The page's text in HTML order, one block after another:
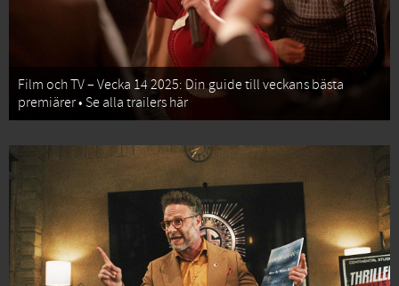
Film och TV – Vecka 14 2025: Din guide till veckans bästa
premiärer • Se alla trailers här